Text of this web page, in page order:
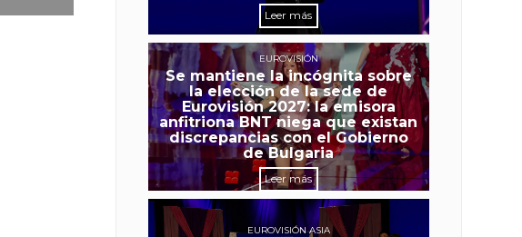
Leer más
EUROVISIÓN
Se mantiene la incógnita sobre
la elección de la sede de
Eurovisión 2027: la emisora
anfitriona BNT niega que existan
discrepancias con el Gobierno
de Bulgaria
Leer más
EUROVISIÓN ASIA